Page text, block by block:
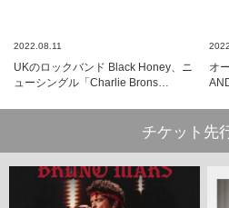
2022.08.11
UKのロックバンド Black Honey、ニ
ューシングル「Charlie Brons…
オ
チケット先